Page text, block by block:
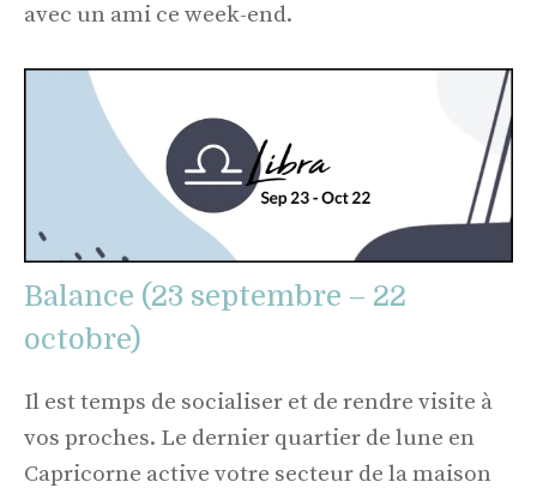
avec un ami ce week-end.
Balance (23 septembre – 22
octobre)
Il est temps de socialiser et de rendre visite à
vos proches. Le dernier quartier de lune en
Capricorne active votre secteur de la maison